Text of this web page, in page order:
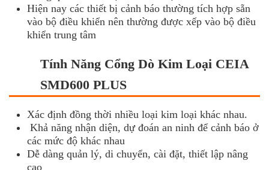
Hiện nay các thiết bị cảnh báo thường tích hợp sẵn
vào bộ điều khiển nên thường được xếp vào bộ điều
khiển trung tâm
Tính Năng Cổng Dò Kim Loại CEIA
SMD600 PLUS
Xác định đồng thời nhiều loại kim loại khác nhau.
Khả năng nhận diện, dự đoán an ninh để cảnh báo ở
các mức độ khác nhau
Dễ dàng quản lý, di chuyển, cài đặt, thiết lập nâng
cao